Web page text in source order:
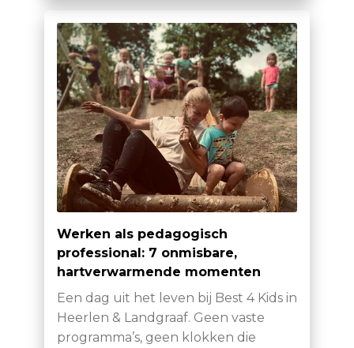
Werken als pedagogisch
professional: 7 onmisbare,
hartverwarmende momenten
Een dag uit het leven bij Best 4 Kids in
Heerlen & Landgraaf. Geen vaste
programma’s, geen klokken die